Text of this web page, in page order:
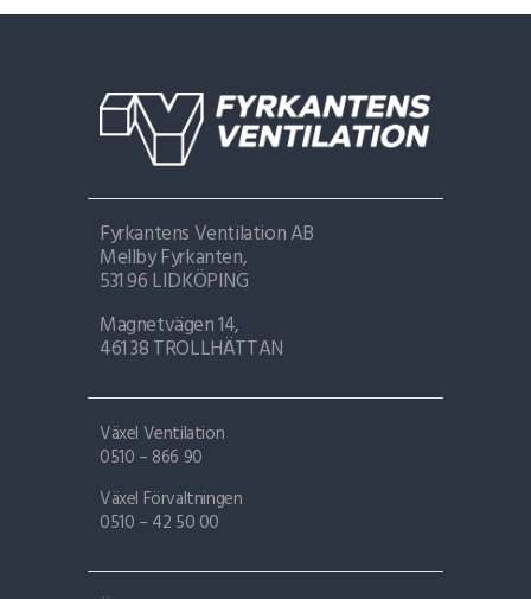
Fyrkantens Ventilation AB
Mellby Fyrkanten,
531 96 LIDKÖPING
Magnetvägen 14,
461 38 TROLLHÄTTAN
Växel Ventilation
0510 – 866 90
Växel Förvaltningen
0510 – 42 50 00